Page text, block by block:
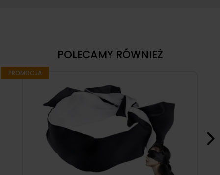
POLECAMY RÓWNIEŻ
PROMOCJA